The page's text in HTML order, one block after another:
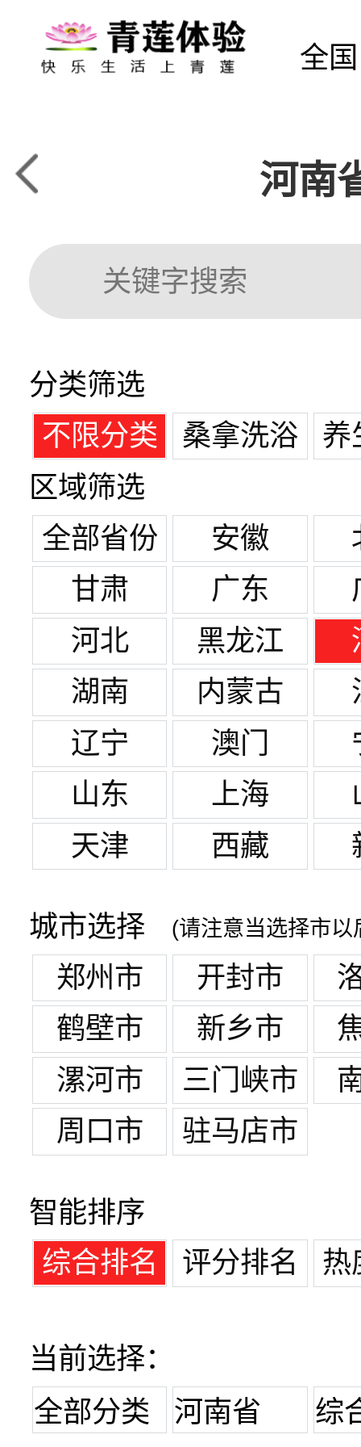
全国
河南
分类筛选
不限分类
桑拿洗浴
养
区域筛选
全部省份
安徽
甘肃
广东
河北
黑龙江
湖南
内蒙古
辽宁
澳门
山东
上海
天津
西藏
城市选择 (请注意当选择市
郑州市 开封市
鹤壁市
新乡市
漯河市
三门峡市
周口市
驻马店市
智能排序
综合排名
评分排名 热
当前选择：
全部分类
河南省 综